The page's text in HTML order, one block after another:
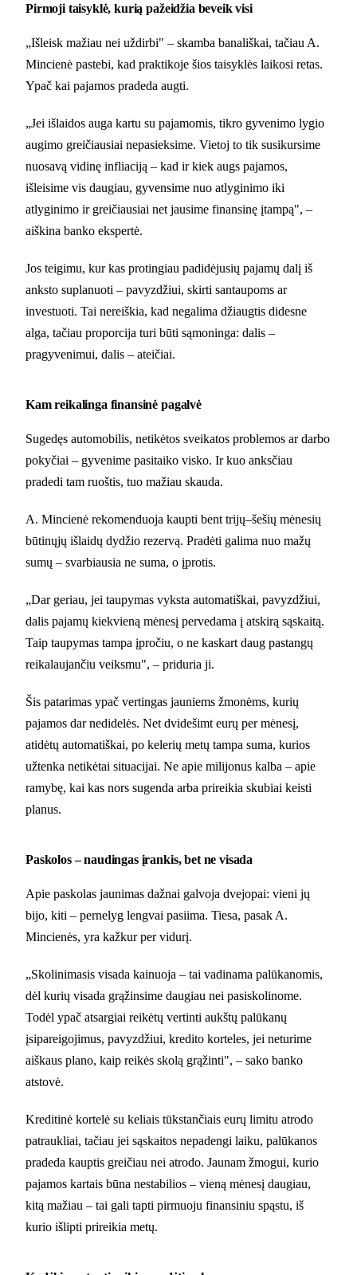
Pirmoji taisyklė, kurią pažeidžia beveik visi
„Išleisk mažiau nei uždirbi" – skamba banališkai, tačiau A.
Mincienė pastebi, kad praktikoje šios taisyklės laikosi retas.
Ypač kai pajamos pradeda augti.
„Jei išlaidos auga kartu su pajamomis, tikro gyvenimo lygio
augimo greičiausiai nepasieksime. Vietoj to tik susikursime
nuosavą vidinę infliaciją – kad ir kiek augs pajamos,
išleisime vis daugiau, gyvensime nuo atlyginimo iki
atlyginimo ir greičiausiai net jausime finansinę įtampą", –
aiškina banko ekspertė.
Jos teigimu, kur kas protingiau padidėjusių pajamų dalį iš
anksto suplanuoti – pavyzdžiui, skirti santaupoms ar
investuoti. Tai nereiškia, kad negalima džiaugtis didesne
alga, tačiau proporcija turi būti sąmoninga: dalis –
pragyvenimui, dalis – ateičiai.
Kam reikalinga finansinė pagalvė
Sugedęs automobilis, netikėtos sveikatos problemos ar darbo
pokyčiai – gyvenime pasitaiko visko. Ir kuo anksčiau
pradedi tam ruoštis, tuo mažiau skauda.
A. Mincienė rekomenduoja kaupti bent trijų–šešių mėnesių
būtinųjų išlaidų dydžio rezervą. Pradėti galima nuo mažų
sumų – svarbiausia ne suma, o įprotis.
„Dar geriau, jei taupymas vyksta automatiškai, pavyzdžiui,
dalis pajamų kiekvieną mėnesį pervedama į atskirą sąskaitą.
Taip taupymas tampa įpročiu, o ne kaskart daug pastangų
reikalaujančiu veiksmu", – priduria ji.
Šis patarimas ypač vertingas jauniems žmonėms, kurių
pajamos dar nedidelės. Net dvidešimt eurų per mėnesį,
atidėtų automatiškai, po kelerių metų tampa suma, kurios
užtenka netikėtai situacijai. Ne apie milijonus kalba – apie
ramybę, kai kas nors sugenda arba prireikia skubiai keisti
planus.
Paskolos – naudingas įrankis, bet ne visada
Apie paskolas jaunimas dažnai galvoja dvejopai: vieni jų
bijo, kiti – pernelyg lengvai pasiima. Tiesa, pasak A.
Mincienės, yra kažkur per vidurį.
„Skolinimasis visada kainuoja – tai vadinama palūkanomis,
dėl kurių visada grąžinsime daugiau nei pasiskolinome.
Todėl ypač atsargiai reikėtų vertinti aukštų palūkanų
įsipareigojimus, pavyzdžiui, kredito korteles, jei neturime
aiškaus plano, kaip reikės skolą grąžinti", – sako banko
atstovė.
Kreditinė kortelė su keliais tūkstančiais eurų limitu atrodo
patraukliai, tačiau jei sąskaitos nepadengi laiku, palūkanos
pradeda kauptis greičiau nei atrodo. Jaunam žmogui, kurio
pajamos kartais būna nestabilios – vieną mėnesį daugiau,
kitą mažiau – tai gali tapti pirmuoju finansiniu spąstu, iš
kurio išlipti prireikia metų.